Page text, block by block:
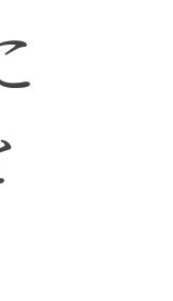
パー縁側@中津
パー縁側@淀屋
パー縁側@中山
パー縁側@私市